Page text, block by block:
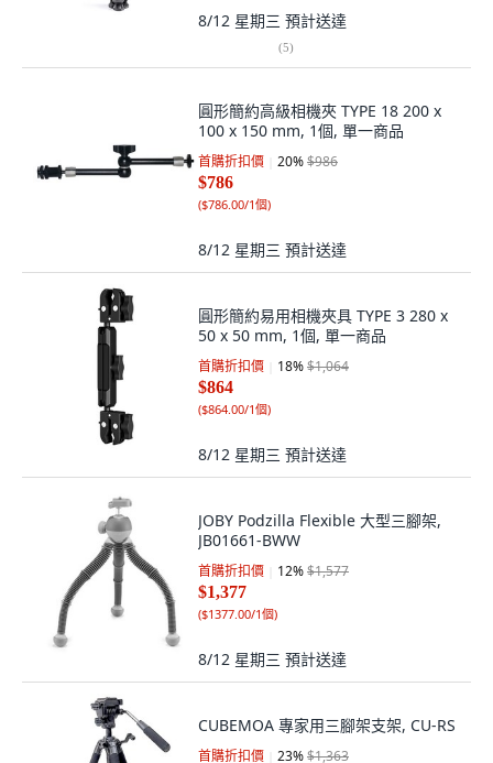
8/12 星期三 預計送達
(5)
圓形簡約高級相機夾 TYPE 18 200 x
100 x 150 mm, 1個, 單一商品
首購折扣價 20%$986
$786
($786.00/1個)
8/12 星期三 預計送達
圓形簡約易用相機夾具 TYPE 3 280 x
50 x 50 mm, 1個, 單一商品
首購折扣價 18%$1,064
$864
($864.00/1個)
8/12 星期三 預計送達
JOBY Podzilla Flexible 大型三腳架,
JB01661-BWW
首購折扣價 12%$1,577
$1,377
($1377.00/1個)
8/12 星期三 預計送達
CUBEMOA 專家用三腳架支架, CU-RS
首購折扣價 23%$1,363